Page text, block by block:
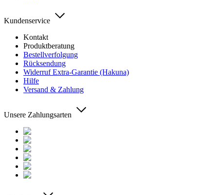
Kundenservice
Kontakt
Produktberatung
Bestellverfolgung
Rücksendung
Widerruf Extra-Garantie (Hakuna)
Hilfe
Versand & Zahlung
Unsere Zahlungsarten